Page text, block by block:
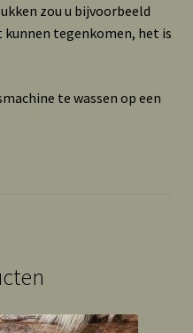
zou u bijvoorbeeld
kunnen tegenkomen, het is
te wassen op een